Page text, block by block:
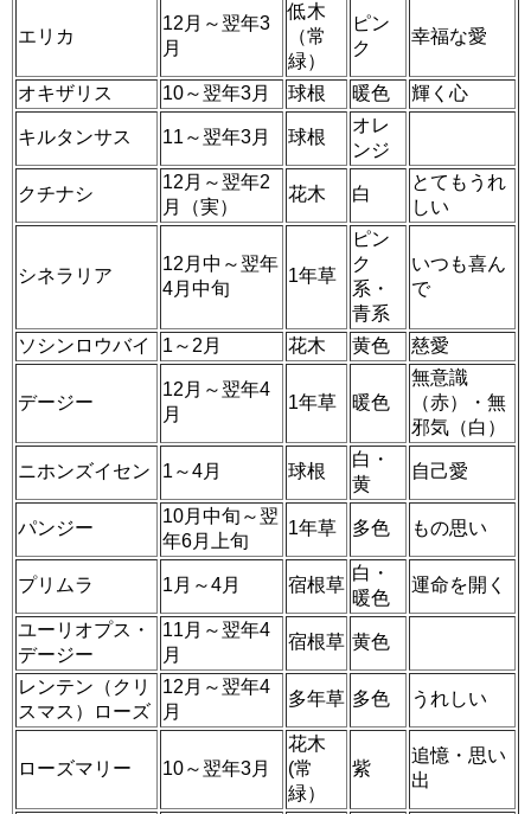
エリカ
12月～翌年3
月
低木
（常
緑）
ピン
ク
幸福な愛
オキザリス 10～翌年3月 球根 暖色 輝く心
キルタンサス 11～翌年3月 球根
オレ
ンジ
クチナシ
12月～翌年2
月（実）
花木 白
とてもうれ
しい
シネラリア
12月中～翌年
4月中旬
1年草
ピン
ク
系・
青系
いつも喜ん
で
ソシンロウバイ 1～2月 花木 黄色 慈愛
デージー
12月～翌年4
月
1年草 暖色
無意識
（赤）・無
邪気（白）
ニホンズイセン 1～4月 球根
白・
黄
自己愛
パンジー
10月中旬～翌
年6月上旬
1年草 多色 もの思い
プリムラ 1月～4月 宿根草
白・
暖色
運命を開く
ユーリオプス・
デージー
11月～翌年4
月
宿根草 黄色
レンテン（クリ
スマス）ローズ
12月～翌年4
月
多年草 多色 うれしい
ローズマリー 10～翌年3月
花木
(常
緑）
紫
追憶・思い
出